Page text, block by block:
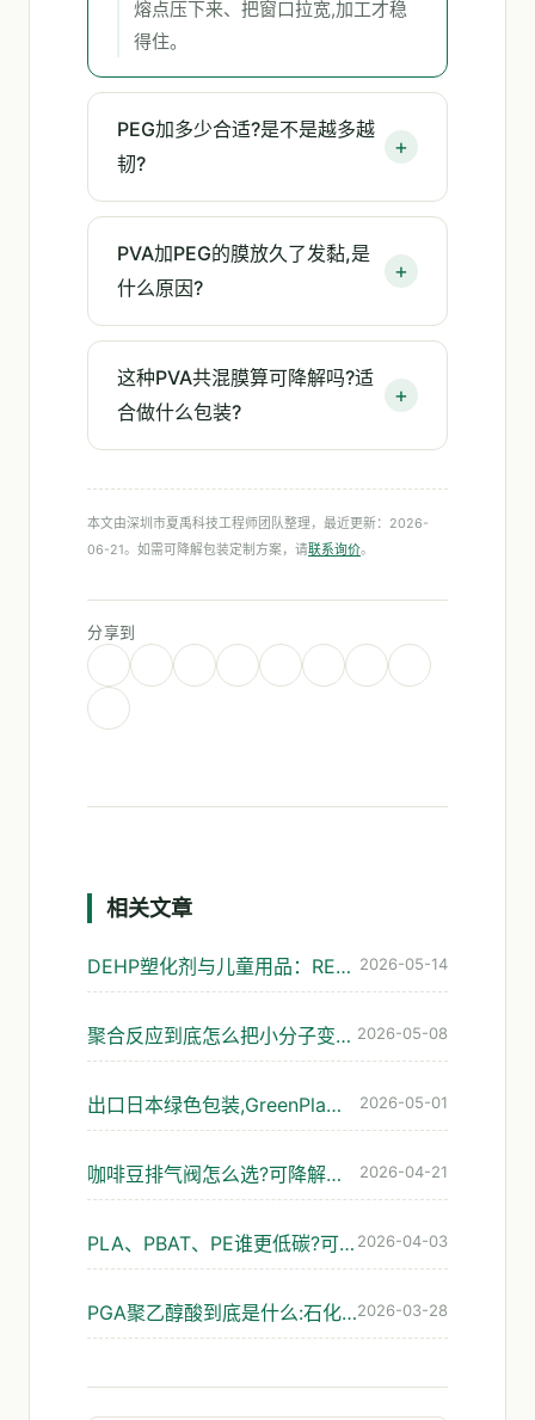
熔点压下来、把窗口拉宽,加工才稳
得住。
PEG加多少合适?是不是越多越
韧?
PVA加PEG的膜放久了发黏,是
什么原因?
这种PVA共混膜算可降解吗?适
合做什么包装?
本文由深圳市夏禹科技工程师团队整理，最近更新：2026-
06-21。如需可降解包装定制方案，请联系询价。
分享到
相关文章
DEHP塑化剂与儿童用品：REACH管控演进与可降解替代 2026-05-14
聚合反应到底怎么把小分子变成塑料?可降解材料的入门解读 2026-05-08
出口日本绿色包装,GreenPla和BiomassPla到底认哪个 2026-05-01
咖啡豆排气阀怎么选?可降解袋的避坑指南 2026-04-21
PLA、PBAT、PE谁更低碳?可降解包装碳足迹怎么看才靠谱 2026-04-03
PGA聚乙醇酸到底是什么:石化路线的可降解材料解析2026-03-28